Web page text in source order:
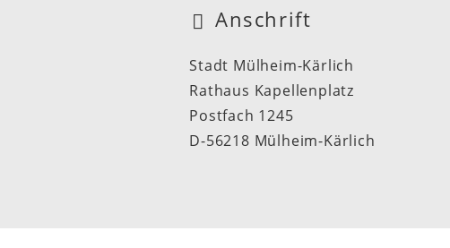
Anschrift
Stadt Mülheim-Kärlich
Rathaus Kapellenplatz
Postfach 1245
D-56218 Mülheim-Kärlich